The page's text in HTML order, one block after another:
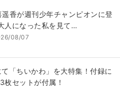
香が週刊少年チャンピオンに登
人になった私を見て…
08/07
て「ちいかわ」を大特集！付録に
枚セットが付属！